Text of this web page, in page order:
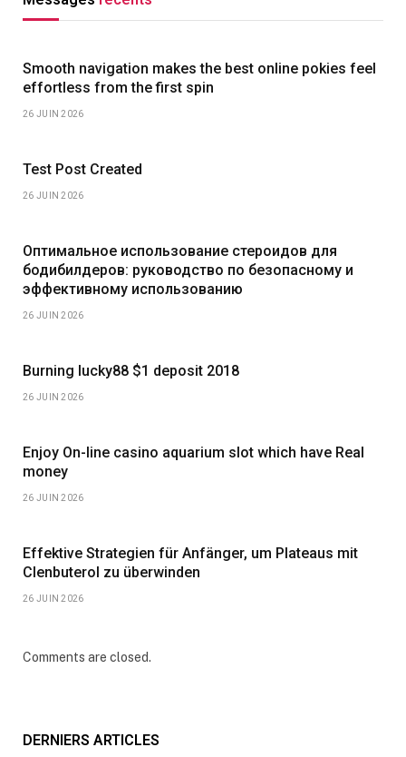
Smooth navigation makes the best online pokies feel
effortless from the first spin
26 JUIN 2026
Test Post Created
26 JUIN 2026
Оптимальное использование стероидов для
бодибилдеров: руководство по безопасному и
эффективному использованию
26 JUIN 2026
Burning lucky88 $1 deposit 2018
26 JUIN 2026
Enjoy On-line casino aquarium slot which have Real
money
26 JUIN 2026
Effektive Strategien für Anfänger, um Plateaus mit
Clenbuterol zu überwinden
26 JUIN 2026
Comments are closed.
DERNIERS ARTICLES